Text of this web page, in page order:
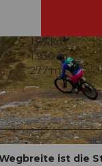
1,67 km
1.930 m
277 m
ist die